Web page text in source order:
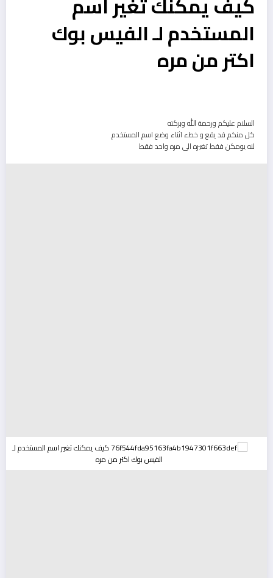
المستخدم لـ الفيس بوك
اكتر من مره
السلام عليكم ورحمة الله وبركته
كل منكم قد يقع و خطء اثناء وضع اسم المستخدم
لنه يومكن فقط تغيره الى مره واحد فقط